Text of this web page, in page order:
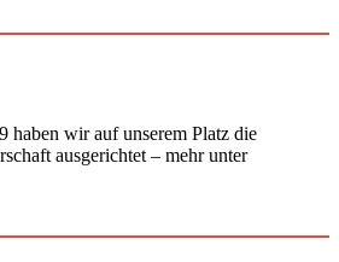
haben wir auf unserem Platz die
ausgerichtet – mehr unter